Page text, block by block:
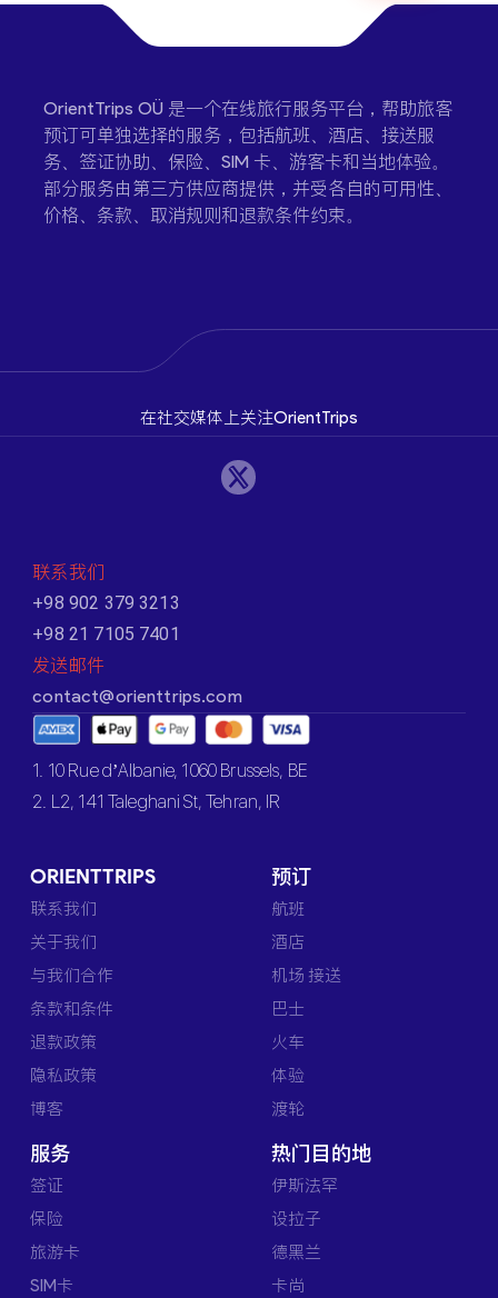
OrientTrips OÜ 是一个在线旅行服务平台，帮助旅客
预订可单独选择的服务，包括航班、酒店、接送服
务、签证协助、保险、SIM 卡、游客卡和当地体验。
部分服务由第三方供应商提供，并受各自的可用性、
价格、条款、取消规则和退款条件约束。
在社交媒体上关注OrientTrips
联系我们
+98 902 379 3213
+98 21 7105 7401
发送邮件
contact@orienttrips.com
1. 10 Rue d’Albanie, 1060 Brussels, BE
2. L2, 141 Taleghani St, Tehran, IR
ORIENTTRIPS
联系我们
关于我们
与我们合作
条款和条件
退款政策
隐私政策
博客
预订
航班
酒店
机场 接送
巴士
火车
体验
渡轮
服务
签证
保险
旅游卡
SIM卡
热门目的地
伊斯法罕
设拉子
德黑兰
卡尚